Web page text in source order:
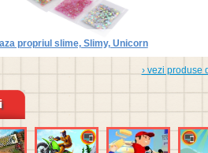
propriul slime, Slimy, Unicorn
› vezi produse